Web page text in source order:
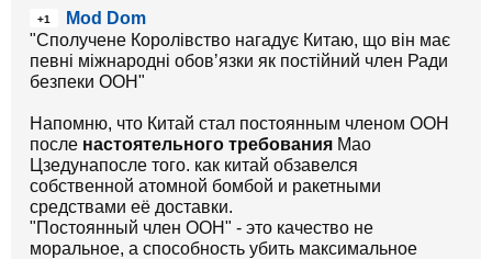
+1
Mod Dom
"Сполучене Королівство нагадує Китаю, що він має
певні міжнародні обовʼязки як постійний член Ради
безпеки ООН"
Напомню, что Китай стал постоянным членом ООН
после настоятельного требования Мао
Цзедунапосле того. как китай обзавелся
собственной атомной бомбой и ракетными
средствами её доставки.
"Постоянный член ООН" - это качество не
моральное, а способность убить максимальное